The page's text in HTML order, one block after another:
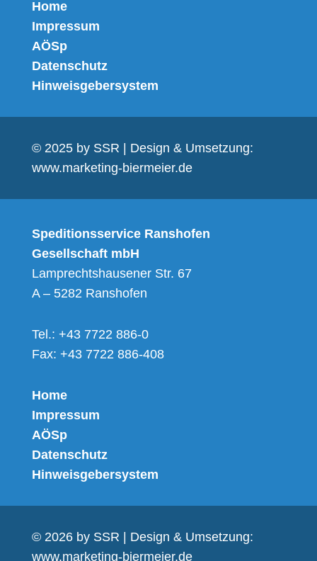
Home
Impressum
AÖSp
Datenschutz
Hinweisgebersystem
© 2025 by SSR | Design & Umsetzung:
www.marketing-biermeier.de
Speditionsservice Ranshofen
Gesellschaft mbH
Lamprechtshausener Str. 67
A – 5282 Ranshofen
Tel.: +43 7722 886-0
Fax: +43 7722 886-408
Home
Impressum
AÖSp
Datenschutz
Hinweisgebersystem
© 2026 by SSR | Design & Umsetzung:
www.marketing-biermeier.de